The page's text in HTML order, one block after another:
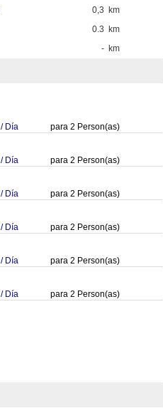
0,3 km
0.3 km
- km
/ Día para 2 Person(as)
/ Día para 2 Person(as)
/ Día para 2 Person(as)
/ Día para 2 Person(as)
/ Día para 2 Person(as)
/ Día para 2 Person(as)